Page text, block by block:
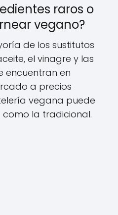
raros o
vegano?
de los sustitutos
el vinagre y las
encuentran en
a precios
vegana puede
la tradicional.